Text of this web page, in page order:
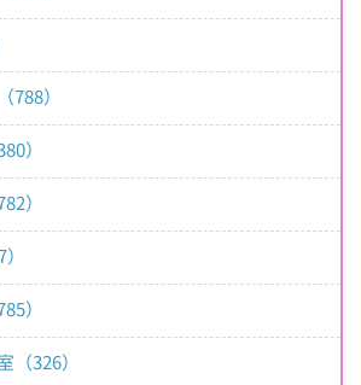
）
）
）
）
（326）